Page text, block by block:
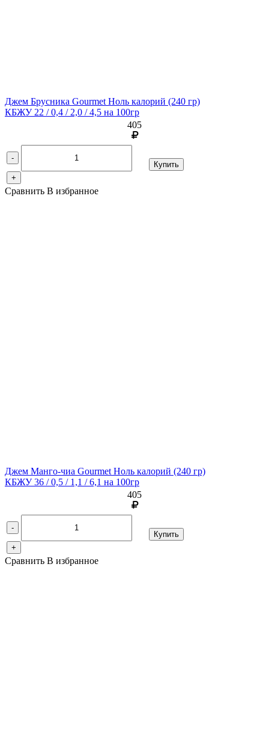
Джем Брусника Gourmet Ноль калорий (240 гр)
КБЖУ 22 / 0,4 / 2,0 / 4,5 на 100гр
405
-
+
Купить
Сравнить В избранное
Джем Манго-чиа Gourmet Ноль калорий (240 гр)
КБЖУ 36 / 0,5 / 1,1 / 6,1 на 100гр
405
-
+
Купить
Сравнить В избранное